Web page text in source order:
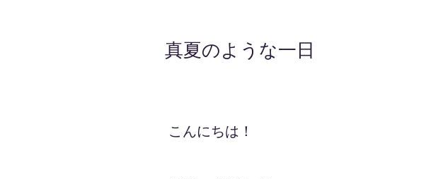
2022年5月30日
真夏のような一日
こんにちは！